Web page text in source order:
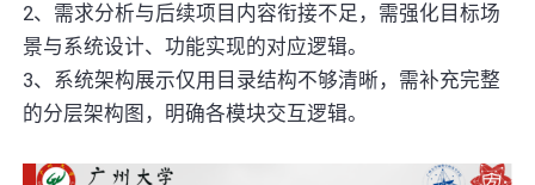
2、需求分析与后续项目内容衔接不足，需强化目标场
景与系统设计、功能实现的对应逻辑。
3、系统架构展示仅用目录结构不够清晰，需补充完整
的分层架构图，明确各模块交互逻辑。